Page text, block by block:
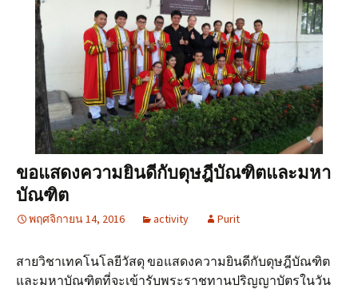
ขอแสดงความยินดีกับดุษฎีบัณฑิตและมหา
บัณฑิต
พฤศจิกายน 14, 2016 activity Purit
สายวิชาเทคโนโลยีวัสดุ ขอแสดงความยินดีกับดุษฎีบัณฑิต
และมหาบัณฑิตที่จะเข้ารับพระราชทานปริญญาบัตรในวัน